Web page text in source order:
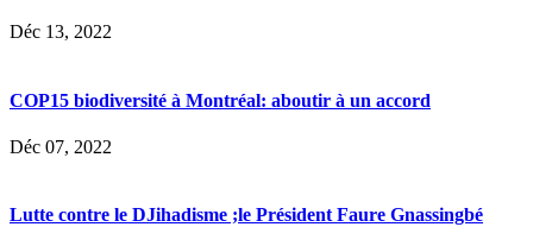
Déc 13, 2022
COP15 biodiversité à Montréal: aboutir à un accord
Déc 07, 2022
Lutte contre le DJihadisme ;le Président Faure Gnassingbé